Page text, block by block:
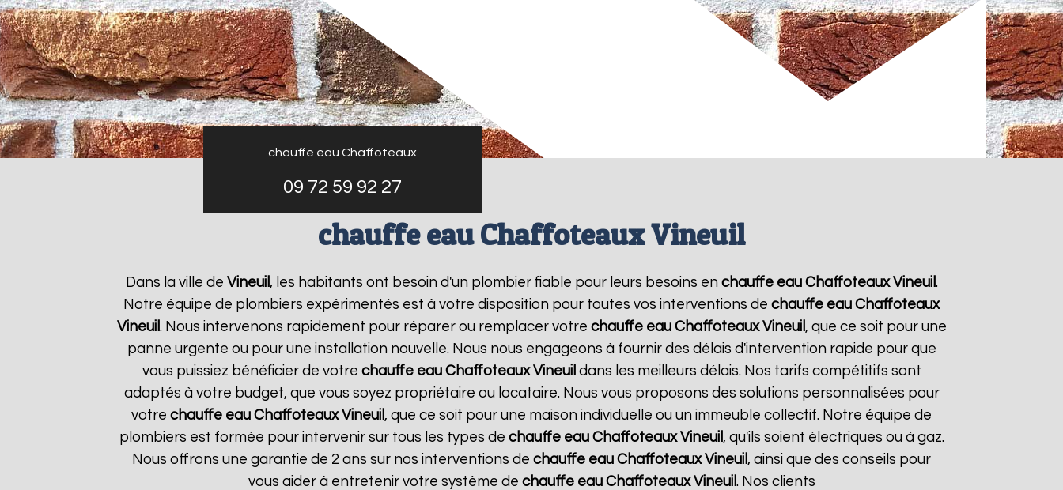
chauffe eau Chaffoteaux
09 72 59 92 27
chauffe eau Chaffoteaux Vineuil
Dans la ville de Vineuil , les habitants ont besoin d'un plombier fiable pour leurs besoins en chauffe eau Chaffoteaux Vineuil .
Notre équipe de plombiers expérimentés est à votre disposition pour toutes vos interventions de chauffe eau Chaffoteaux
Vineuil . Nous intervenons rapidement pour réparer ou remplacer votre chauffe eau Chaffoteaux Vineuil , que ce soit pour une
panne urgente ou pour une installation nouvelle. Nous nous engageons à fournir des délais d'intervention rapide pour que
vous puissiez bénéficier de votre chauffe eau Chaffoteaux Vineuil dans les meilleurs délais. Nos tarifs compétitifs sont
adaptés à votre budget, que vous soyez propriétaire ou locataire. Nous vous proposons des solutions personnalisées pour
votre chauffe eau Chaffoteaux Vineuil , que ce soit pour une maison individuelle ou un immeuble collectif. Notre équipe de
plombiers est formée pour intervenir sur tous les types de chauffe eau Chaffoteaux Vineuil , qu'ils soient électriques ou à gaz.
Nous offrons une garantie de 2 ans sur nos interventions de chauffe eau Chaffoteaux Vineuil , ainsi que des conseils pour
vous aider à entretenir votre système de chauffe eau Chaffoteaux Vineuil . Nos clients